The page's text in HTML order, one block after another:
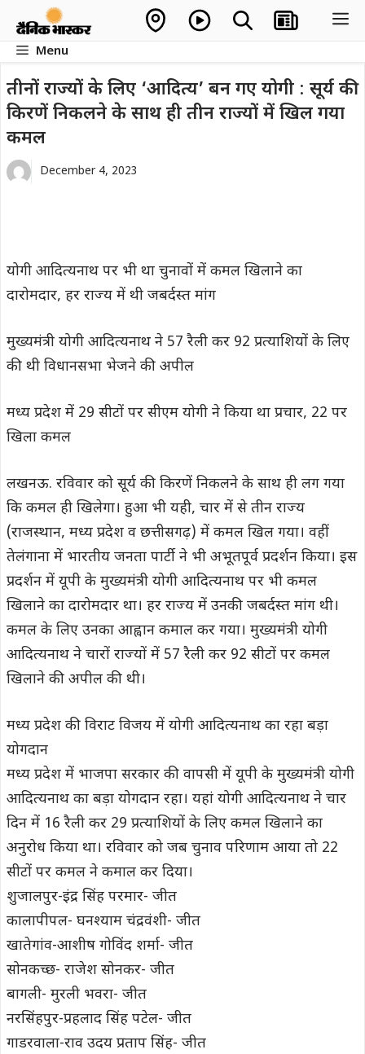
contentMenu
तीनों राज्यों के लिए ‘आदित्य’ बन गए योगी : सूर्य की
किरणें निकलने के साथ ही तीन राज्यों में खिल गया
कमल
December 4, 2023
योगी आदित्यनाथ पर भी था चुनावों में कमल खिलाने का
दारोमदार, हर राज्य में थी जबर्दस्त मांग
मुख्यमंत्री योगी आदित्यनाथ ने 57 रैली कर 92 प्रत्याशियों के लिए
की थी विधानसभा भेजने की अपील
मध्य प्रदेश में 29 सीटों पर सीएम योगी ने किया था प्रचार, 22 पर
खिला कमल
लखनऊ. रविवार को सूर्य की किरणें निकलने के साथ ही लग गया
कि कमल ही खिलेगा। हुआ भी यही, चार में से तीन राज्य
(राजस्थान, मध्य प्रदेश व छत्तीसगढ़) में कमल खिल गया। वहीं
तेलंगाना में भारतीय जनता पार्टी ने भी अभूतपूर्व प्रदर्शन किया। इस
प्रदर्शन में यूपी के मुख्यमंत्री योगी आदित्यनाथ पर भी कमल
खिलाने का दारोमदार था। हर राज्य में उनकी जबर्दस्त मांग थी।
कमल के लिए उनका आह्वान कमाल कर गया। मुख्यमंत्री योगी
आदित्यनाथ ने चारों राज्यों में 57 रैली कर 92 सीटों पर कमल
खिलाने की अपील की थी।
मध्य प्रदेश की विराट विजय में योगी आदित्यनाथ का रहा बड़ा
योगदान
मध्य प्रदेश में भाजपा सरकार की वापसी में यूपी के मुख्यमंत्री योगी
आदित्यनाथ का बड़ा योगदान रहा। यहां योगी आदित्यनाथ ने चार
दिन में 16 रैली कर 29 प्रत्याशियों के लिए कमल खिलाने का
अनुरोध किया था। रविवार को जब चुनाव परिणाम आया तो 22
सीटों पर कमल ने कमाल कर दिया।
शुजालपुर-इंद्र सिंह परमार- जीत
कालापीपल- घनश्याम चंद्रवंशी- जीत
खातेगांव-आशीष गोविंद शर्मा- जीत
सोनकच्छ- राजेश सोनकर- जीत
बागली- मुरली भवरा- जीत
नरसिंहपुर-प्रहलाद सिंह पटेल- जीत
गाडरवाला-राव उदय प्रताप सिंह- जीत